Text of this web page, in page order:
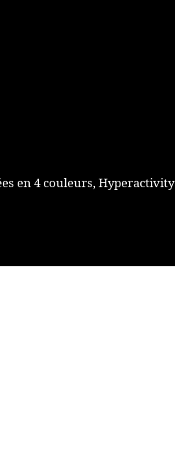
en 4 couleurs, Hyperactivity